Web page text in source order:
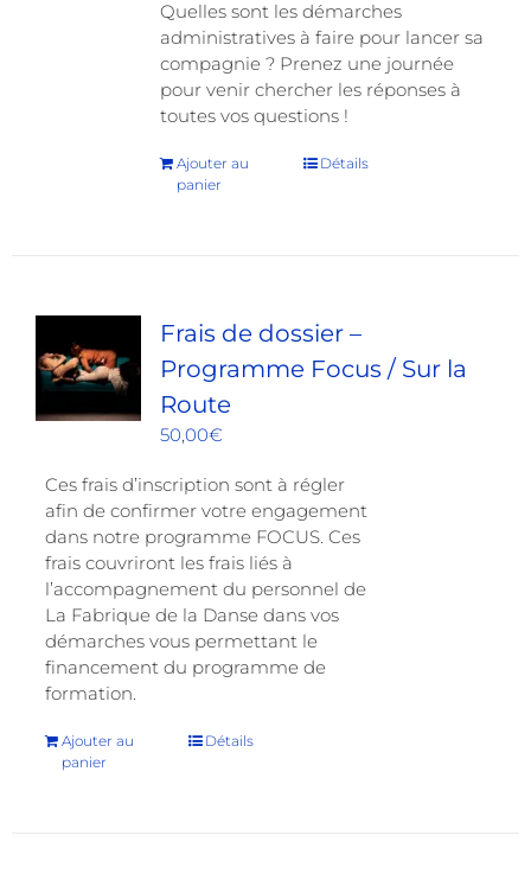
Quelles sont les démarches
administratives à faire pour lancer sa
compagnie ? Prenez une journée
pour venir chercher les réponses à
toutes vos questions !
Ajouter au
panier
Détails
Frais de dossier –
Programme Focus / Sur la
Route
50,00€
Ces frais d’inscription sont à régler
afin de confirmer votre engagement
dans notre programme FOCUS. Ces
frais couvriront les frais liés à
l’accompagnement du personnel de
La Fabrique de la Danse dans vos
démarches vous permettant le
financement du programme de
formation.
Ajouter au
panier
Détails